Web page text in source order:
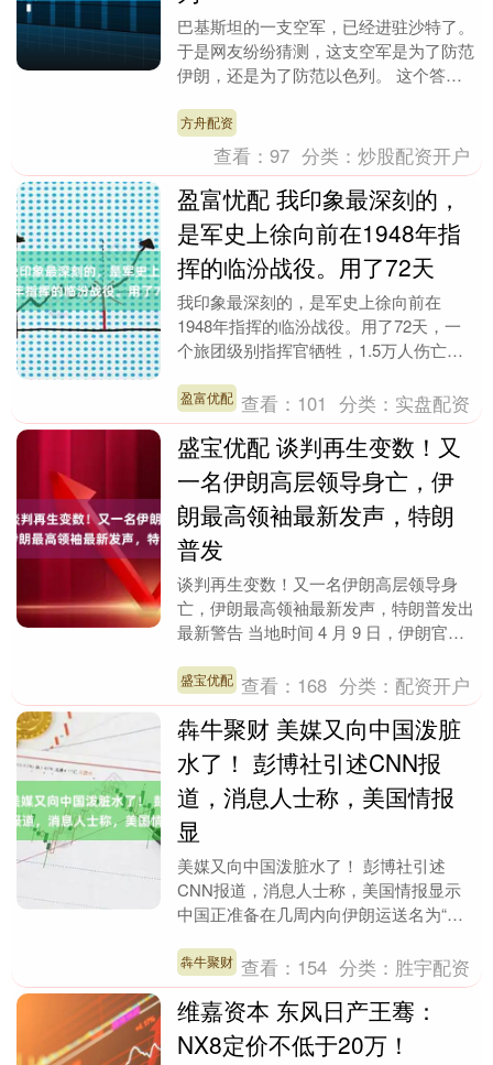
巴基斯坦的一支空军，已经进驻沙特了。
于是网友纷纷猜测，这支空军是为了防范
伊朗，还是为了防范以色列。 这个答案
弹的。 其次，....
方舟配资
查看：97 分类：炒股配资开户
盈富忧配 我印象最深刻的，
是军史上徐向前在1948年指
挥的临汾战役。用了72天
我印象最深刻的，是军史上徐向前在
1948年指挥的临汾战役。用了72天，一
个旅团级别指挥官牺牲，1.5万人伤亡的
后来被编入教科....
盈富优配 查看： 101 分类： 实盘配资
盛宝优配 谈判再生变数！又
一名伊朗高层领导身亡，伊
朗最高领袖最新发声，特朗
普发
谈判再生变数！又一名伊朗高层领导身
亡，伊朗最高领袖最新发声，特朗普发出
最新警告 当地时间 4 月 9 日，伊朗官方
主席、前外....
盛宝优配 查看： 168 分类： 配资开户
犇牛聚财 美媒又向中国泼脏
水了！ 彭博社引述CNN报
道，消息人士称，美国情报
显
美媒又向中国泼脏水了！ 彭博社引述
CNN报道，消息人士称，美国情报显示
中国正准备在几周内向伊朗运送名为“单
弹。中国驻美国大使馆....
犇牛聚财 查看： 154 分类： 胜宇配资
维嘉资本 东风日产王骞：
NX8定价不低于20万！